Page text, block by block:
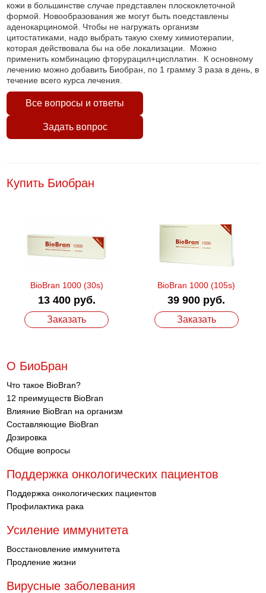
кожи в большинстве случае представлен плоскоклеточной
формой. Новообразования же могут быть поедставлены
аденокарциномой. Чтобы не нагружать организм
цитостатиками, надо выбрать такую схему химиотерапии,
которая действовала бы на обе локализации. Можно
применить комбинацию фторурацил+цисплатин. К основному
лечению можно добавить Биобран, по 1 грамму 3 раза в день, в
течение всего курса лечения.
Все вопросы и ответы
Задать вопрос
Купить Биобран
BioBran 1000 (30s)
13 400 руб.
Заказать
BioBran 1000 (105s)
39 900 руб.
Заказать
О БиоБран
Что такое BioBran?
12 преимуществ BioBran
Влияние BioBran на организм
Составляющие BioBran
Дозировка
Общие вопросы
Поддержка онкологических пациентов
Поддержка онкологических пациентов
Профилактика рака
Усиление иммунитета
Восстановление иммунитета
Продление жизни
Вирусные заболевания